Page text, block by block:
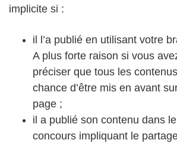
implicite si :
il l’a publié en utilisant votre
A plus forte raison si vous
préciser que tous les
chance d’être mis en avant
page ;
il a publié son contenu dans le
concours impliquant le